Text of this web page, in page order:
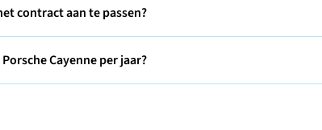
contract aan te passen?
Cayenne per jaar?